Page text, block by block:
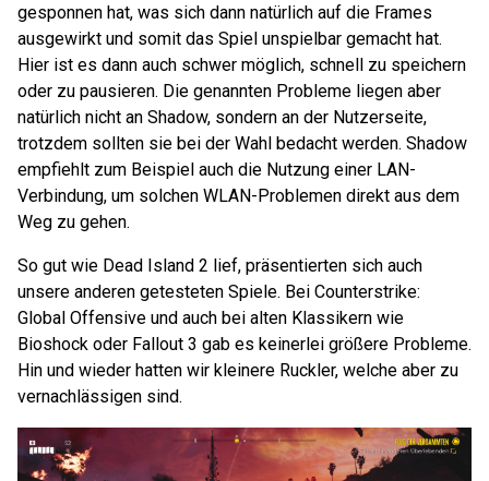
gesponnen hat, was sich dann natürlich auf die Frames
ausgewirkt und somit das Spiel unspielbar gemacht hat.
Hier ist es dann auch schwer möglich, schnell zu speichern
oder zu pausieren. Die genannten Probleme liegen aber
natürlich nicht an Shadow, sondern an der Nutzerseite,
trotzdem sollten sie bei der Wahl bedacht werden. Shadow
empfiehlt zum Beispiel auch die Nutzung einer LAN-
Verbindung, um solchen WLAN-Problemen direkt aus dem
Weg zu gehen.
So gut wie Dead Island 2 lief, präsentierten sich auch
unsere anderen getesteten Spiele. Bei Counterstrike:
Global Offensive und auch bei alten Klassikern wie
Bioshock oder Fallout 3 gab es keinerlei größere Probleme.
Hin und wieder hatten wir kleinere Ruckler, welche aber zu
vernachlässigen sind.